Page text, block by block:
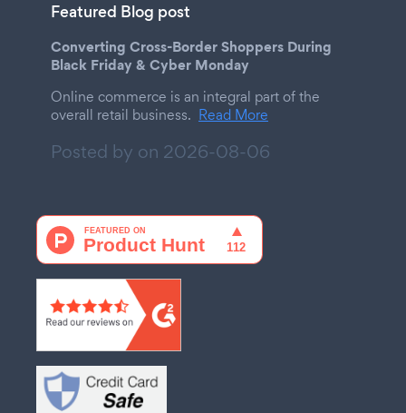
Featured Blog post
Converting Cross-Border Shoppers During
Black Friday & Cyber Monday
Online commerce is an integral part of the
overall retail business. Read More
Posted by on 2026-08-06